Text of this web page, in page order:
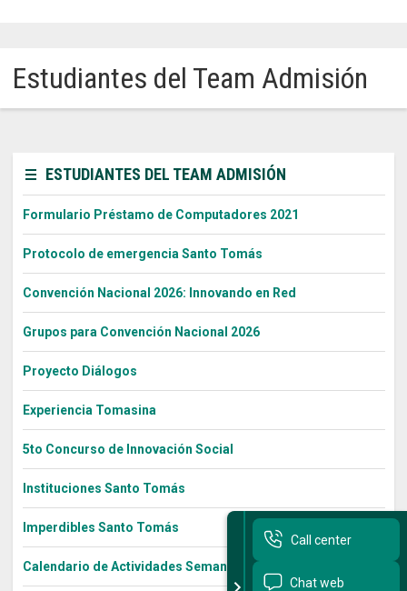
English Version
Egresados
Admisión
Chat
Estudiantes del Team Admisión
ESTUDIANTES DEL TEAM ADMISIÓN
Formulario Préstamo de Computadores 2021
Protocolo de emergencia Santo Tomás
Convención Nacional 2026: Innovando en Red
Grupos para Convención Nacional 2026
Proyecto Diálogos
Experiencia Tomasina
5to Concurso de Innovación Social
Instituciones Santo Tomás
Imperdibles Santo Tomás
Calendario de Actividades Semana Bienestar 2022
Call center
Chat web